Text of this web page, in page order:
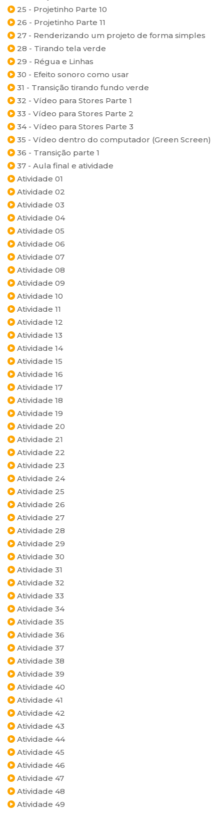
25 - Projetinho Parte 10
26 - Projetinho Parte 11
27 - Renderizando um projeto de forma simples
28 - Tirando tela verde
29 - Régua e Linhas
30 - Efeito sonoro como usar
31 - Transição tirando fundo verde
32 - Vídeo para Stores Parte 1
33 - Vídeo para Stores Parte 2
34 - Vídeo para Stores Parte 3
35 - Vídeo dentro do computador (Green Screen)
36 - Transição parte 1
37 - Aula final e atividade
Atividade 01
Atividade 02
Atividade 03
Atividade 04
Atividade 05
Atividade 06
Atividade 07
Atividade 08
Atividade 09
Atividade 10
Atividade 11
Atividade 12
Atividade 13
Atividade 14
Atividade 15
Atividade 16
Atividade 17
Atividade 18
Atividade 19
Atividade 20
Atividade 21
Atividade 22
Atividade 23
Atividade 24
Atividade 25
Atividade 26
Atividade 27
Atividade 28
Atividade 29
Atividade 30
Atividade 31
Atividade 32
Atividade 33
Atividade 34
Atividade 35
Atividade 36
Atividade 37
Atividade 38
Atividade 39
Atividade 40
Atividade 41
Atividade 42
Atividade 43
Atividade 44
Atividade 45
Atividade 46
Atividade 47
Atividade 48
Atividade 49